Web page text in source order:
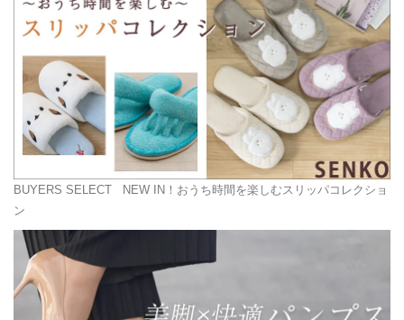
BUYERS SELECT NEW IN！おうち時間を楽しむスリッパコレクショ
ン